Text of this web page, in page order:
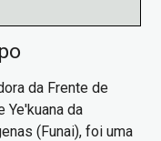
da Frente de
Ye'kuana da
(Funai), foi uma